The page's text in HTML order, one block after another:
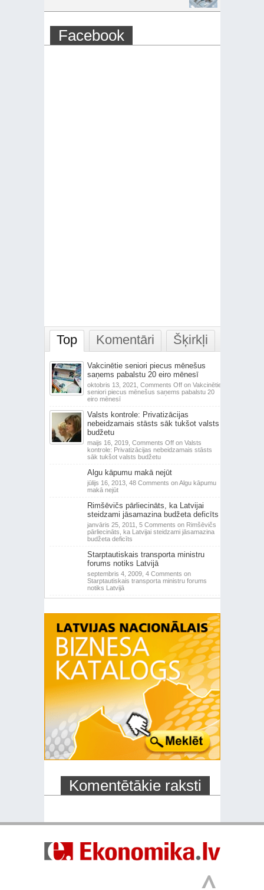
Facebook
Top Komentāri Šķirkļi
Vakcinētie seniori piecus mēnešus
saņems pabalstu 20 eiro mēnesī
oktobris 13, 2021, Comments Offon Vakcinētie
seniori piecus mēnešus saņems pabalstu 20
eiro mēnesī
Valsts kontrole: Privatizācijas
nebeidzamais stāsts sāk tukšot valsts
budžetu
maijs 16, 2019, Comments Offon Valsts
kontrole: Privatizācijas nebeidzamais stāsts
sāk tukšot valsts budžetu
Algu kāpumu makā nejūt
jūlijs 16, 2013, 48 Comments on Algu kāpumu
makā nejūt
Rimšēvičs pārliecināts, ka Latvijai
steidzami jāsamazina budžeta deficīts
janvāris 25, 2011, 5 Comments on Rimšēvičs
pārliecināts, ka Latvijai steidzami jāsamazina
budžeta deficīts
Starptautiskais transporta ministru
forums notiks Latvijā
septembris 4, 2009, 4 Comments on
Starptautiskais transporta ministru forums
notiks Latvijā
Komentētākie raksti